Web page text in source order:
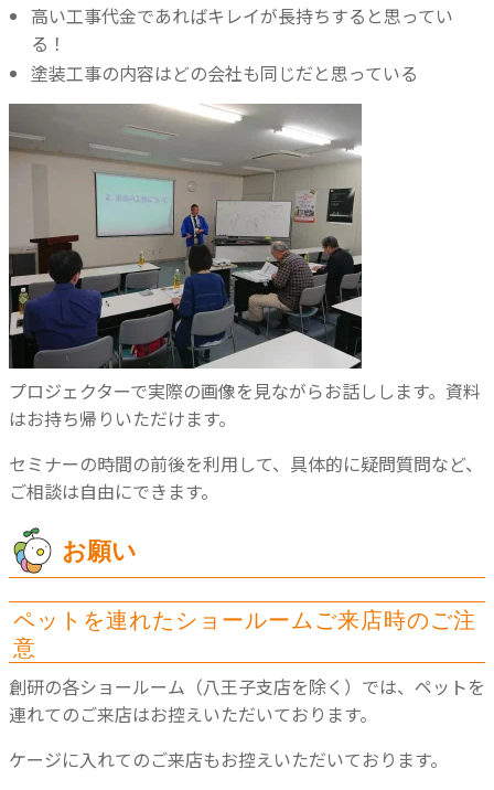
高い工事代金であればキレイが長持ちすると思ってい
る！
塗装工事の内容はどの会社も同じだと思っている
プロジェクターで実際の画像を見ながらお話しします。資料
はお持ち帰りいただけます。
セミナーの時間の前後を利用して、具体的に疑問質問など、
ご相談は自由にできます。
お願い
ペットを連れたショールームご来店時のご注
意
創研の各ショールーム（八王子支店を除く）では、ペットを
連れてのご来店はお控えいただいております。
ケージに入れてのご来店もお控えいただいております。